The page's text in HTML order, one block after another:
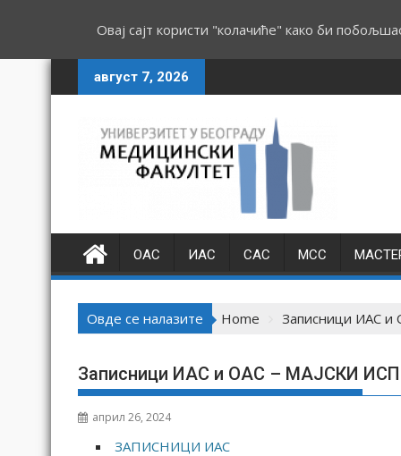
k
e
август 7, 2026
ОАС ИАС САС МСС
Овде се налазите Home Записници ИАС
Записници ИАС и ОАС – МАЈСКИ
април 26, 2024
ЗАПИСНИЦИ ИАС
Овај сајт користи "колачиће" како би